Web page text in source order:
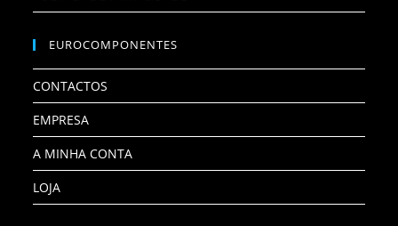
EUROCOMPONENTES
CONTACTOS
EMPRESA
A MINHA CONTA
LOJA